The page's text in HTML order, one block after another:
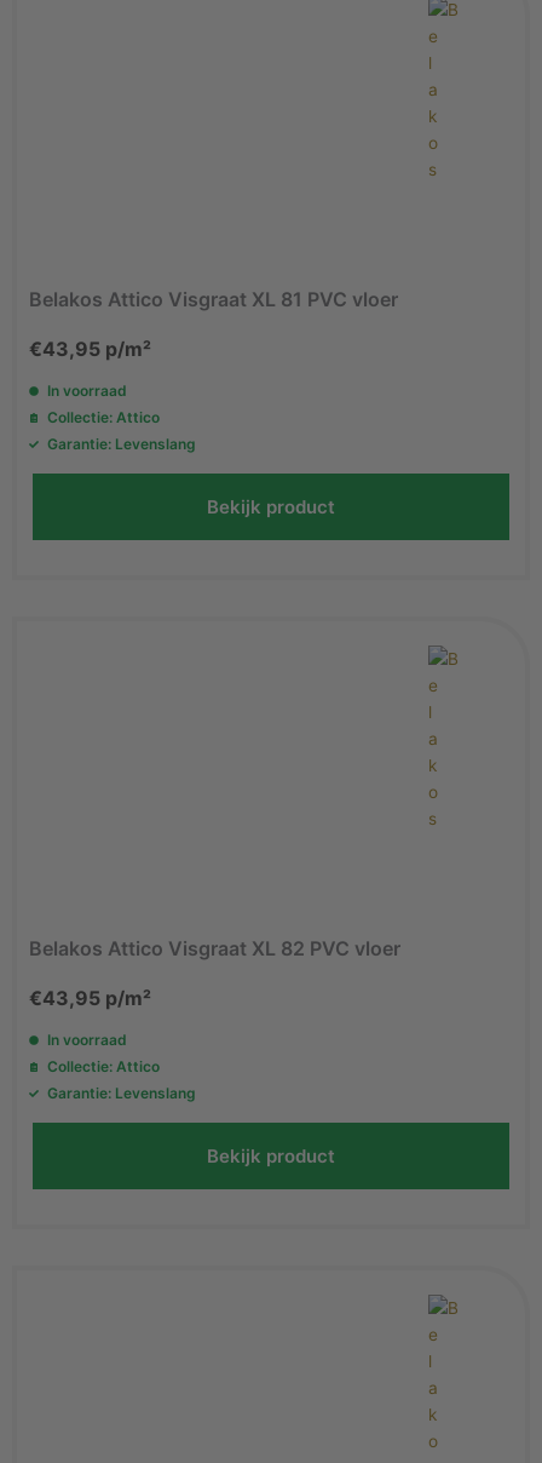
Belakos Attico Visgraat XL 81 PVC vloer
€43,95 p/m²
In voorraad
Collectie: Attico
Garantie: Levenslang
Bekijk product
Belakos Attico Visgraat XL 82 PVC vloer
€43,95 p/m²
In voorraad
Collectie: Attico
Garantie: Levenslang
Bekijk product